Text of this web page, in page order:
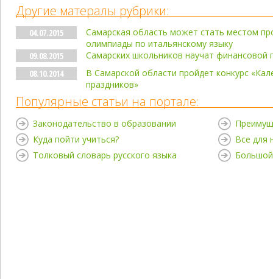
Другие матералы рубрики:
04.07.2015
Самарская область может стать местом
олимпиады по итальянскому языку
09.08.2015
Самарских школьников научат финансовой
08.10.2014
В Самарской области пройдет конкурс
праздников»
Популярные статьи на портале:
Законодательство в образовании
Куда пойти учиться?
Толковый словарь русского языка
Все для
Большой